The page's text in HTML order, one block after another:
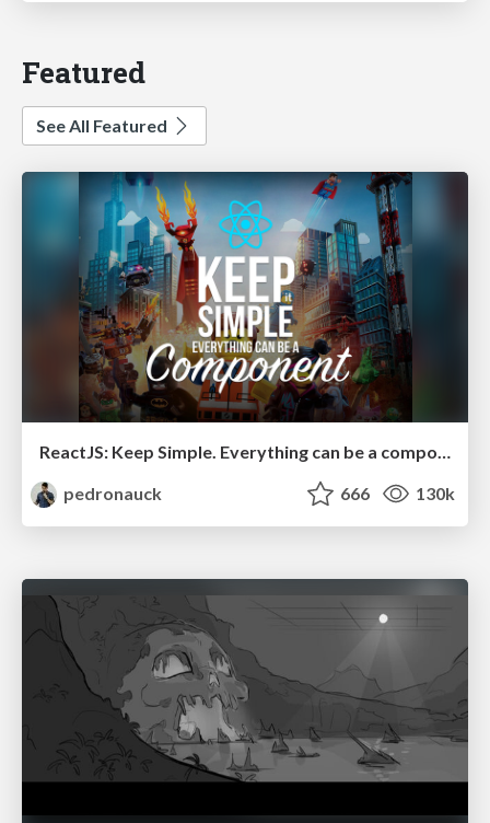
Featured
See All Featured
ReactJS: Keep Simple. Everything can be a component!
pedronauck
666 130k